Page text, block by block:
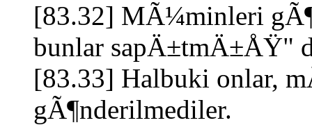
[83.32] MÃ¼minleri
bunlar sapÄ±tmÄ±ÅŸ"
[83.33] Halbuki onlar,
gÃ¶nderilmediler.